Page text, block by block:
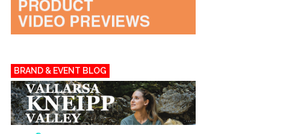
BRAND & EVENT BLOG